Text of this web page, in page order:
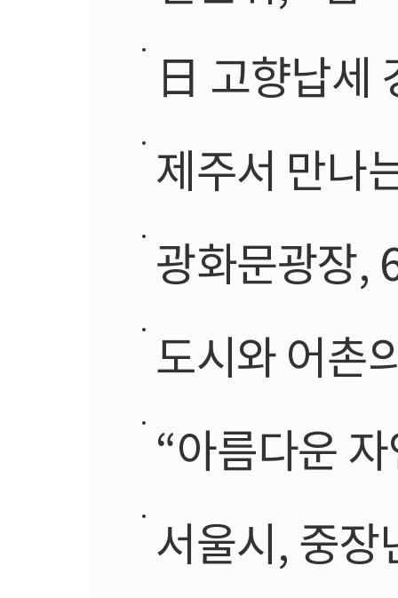
日 고향납세
제주서 만나는 ‘
광화문광장,
도시와 어촌
“아름다운
서울시, 중장년